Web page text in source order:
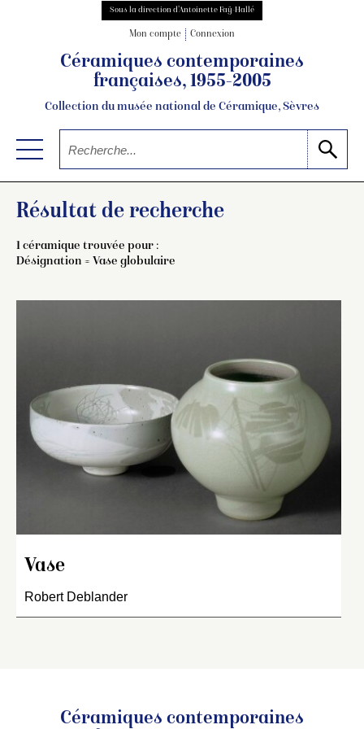
Sous la direction d’Antoinette Faÿ-Hallé
Mon compte Connexion
Céramiques contemporaines
françaises, 1955-2005
Collection du musée national de Céramique, Sèvres
Résultat de recherche
1 céramique trouvée pour :
Désignation = Vase globulaire
Vase
Robert Deblander
Céramiques contemporaines